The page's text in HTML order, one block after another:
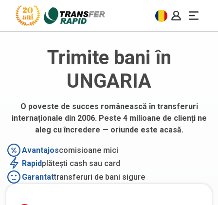
Trimite bani în
UNGARIA
O poveste de succes românească în transferuri
internaționale din 2006. Peste 4 milioane de clienți ne
aleg cu încredere — oriunde este acasă.
Avantajoscomisioane mici
Rapidplătești cash sau card
Garantattransferuri de bani sigure